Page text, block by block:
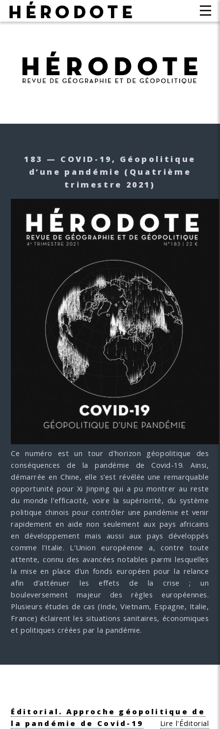
183 — COVID-19, Géopolitique
d’une pandémie (Quatrième
trimestre 2021)
Ce numéro est un tour d’horizon géopolitique des
conséquences de la pandémie de Covid-19. Ainsi,
démarrée en Chine, elle s’est révélée une remarquable
opportunité pour Xi Jinping qui a pu montrer au reste
du monde l’efficacité, voire la supériorité, du système
politique chinois pour contrôler une pandémie et venir
rapidement en aide non seulement aux pays africains
en développement mais aussi aux pays développés
comme l’Italie. L’Union européenne a, contre toute
attente, connu des avancées notables parmi lesquelles
la mise en place d’un fonds européen pour la relance
afin d’atténuer les effets de la crise ; un
bouleversement majeur des règles européennes.
Plusieurs études de cas (Inde, Vietnam, Espagne, Italie,
France) éclairent les situations sanitaires, économiques
et politiques créées par la pandémie.
Éditorial. Approche géopolitique de
la pandémie de Covid-19
Lire l'Éditorial